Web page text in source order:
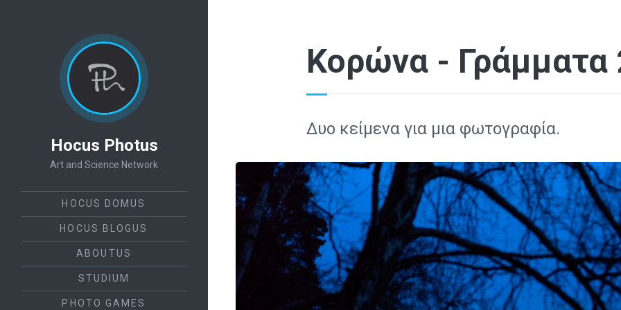
Hocus Photus
Art and Science Network
HOCUS DOMUS
HOCUS BLOGUS
ABOUTUS
STUDIUM
PHOTO GAMES
Κορώνα - Γράμματα
Δυο κείμενα για μια φωτογραφία.